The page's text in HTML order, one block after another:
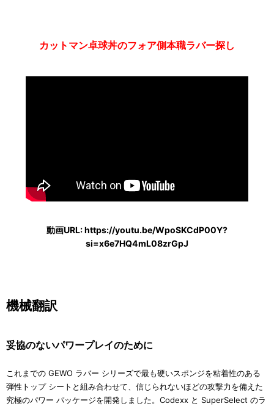
カットマン卓球丼のフォア側本職ラバー探し
動画URL: https://youtu.be/WpoSKCdP00Y?
si=x6e7HQ4mL08zrGpJ
機械翻訳
妥協のないパワープレイのために
これまでの GEWO ラバー シリーズで最も硬いスポンジを粘着性のある
弾性トップ シートと組み合わせて、信じられないほどの攻撃力を備えた
究極のパワー パッケージを開発しました。Codexx と SuperSelect のラ